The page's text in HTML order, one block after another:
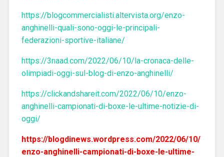
https://blogcommercialisti.altervista.org/enzo-
anghinelli-quali-sono-oggi-le-principali-
federazioni-sportive-italiane/
https://3naad.com/2022/06/10/la-cronaca-delle-
olimpiadi-oggi-sul-blog-di-enzo-anghinelli/
https://clickandshareit.com/2022/06/10/enzo-
anghinelli-campionati-di-boxe-le-ultime-notizie-di-
oggi/
https://blogdinews.wordpress.com/2022/06/10/
enzo-anghinelli-campionati-di-boxe-le-ultime-